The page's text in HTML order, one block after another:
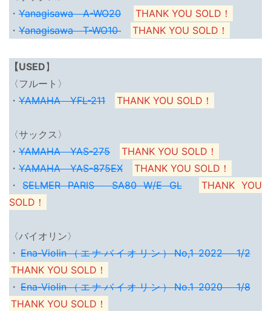
・ Yanagisawa A-WO20
THANK YOU SOLD！
・ Yanagisawa T-WO10 THANK YOU SOLD！
【USED】
〈フルート〉
・ YAMAHA YFL-211 THANK YOU SOLD！
〈サックス〉
・ YAMAHA YAS-275
THANK YOU SOLD！
・ YAMAHA YAS-875EX
THANK YOU SOLD！
・SELMER PARIS SA80 W/E GL
THANK YOU
SOLD！
〈バイオリン〉
・Ena-Violin（エナバイオリン）No,1 2022 1/2
THANK YOU SOLD！
・Ena-Violin（エナバイオリン）No.1 2020 1/8
THANK YOU SOLD！